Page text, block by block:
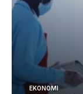
EKONOMI